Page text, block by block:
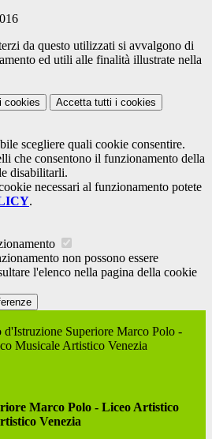
da questo utilizzati si avvalgono di
ed utili alle finalità illustrate nella
i cookies Accetta tutti i cookies
scegliere quali cookie consentire.
che consentono il funzionamento della
disabilitarli.
necessari al funzionamento potete
.
non possono essere
l'elenco nella pagina della cookie
d'Istruzione Superiore Marco Polo -
Musicale Artistico Venezia
Marco Polo - Liceo Artistico
Venezia